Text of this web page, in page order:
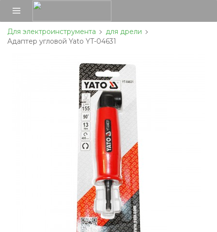
Для электроинструмента
для дрели
Адаптер угловой Yato YT-04631